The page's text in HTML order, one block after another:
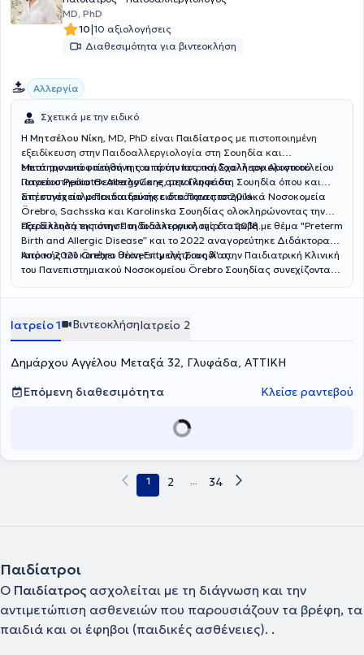
MD, PhD
10|10 αξιολογήσεις
Διαθεσιμότητα για βιντεοκλήση
Αλλεργία
Σχετικά με την ειδικό
Η Μητσέλου Νίκη, MD, PhD είναι Παιδίατρος με πιστοποιημένη
εξειδίκευση στην Παιδοαλλεργιολογία στη Σουηδία και
επιστημονικά υπεύθυνη του πρότυπου παιδοαλλεργιολογικού
ιατρείου PediatricAllergyCare στην Γλυφάδα.
Μετά την αποφοίτησή της από την Ιατρική Σχολή του Αριστοτελείου
Πανεπιστημίου Θεσσαλονίκης, μετοίκησε στη Σουηδία όπου και
απέκτησε τίτλο Παιδιατρικής ειδικότητας το 2014.
Στη συνέχεια μετεκπαιδεύτηκε στα Πανεπιστημιακά Νοσοκομεία
Örebro, Sachsska και Karolinska Σουηδίας ολοκληρώνοντας την
εξειδίκευσή της στην Παιδοαλλεργιολογία το 2018.
Παράλληλα εκπόνησε τη διδακτορική της διατριβή με θέμα "Preterm
Birth and Allergic Disease” και το 2022 αναγορεύτηκε Διδάκτορας
Ιατρικής του Örebro University της Σουηδίας.
Από το 2021 κατέχει θέση Επιμελήτριας Α' στην Παιδιατρική Κλινική
του Πανεπιστημιακού Νοσοκομείου Örebro Σουηδίας συνεχίζοντας
Ιατρείο 1 ΒιντεοκλήσηΙατρείο 2
Δημάρχου Αγγέλου Μεταξά 32, Γλυφάδα, ΑΤΤΙΚΗ
Επόμενη διαθεσιμότητα
Κλείσε ραντεβού
1 2 ... 34
Παιδίατροι
Ο Παιδίατρος ασχολείται με τη διάγνωση και την
αντιμετώπιση ασθενειών που παρουσιάζουν τα βρέφη, τα
παιδιά και οι έφηβοι (παιδικές ασθένειες). .